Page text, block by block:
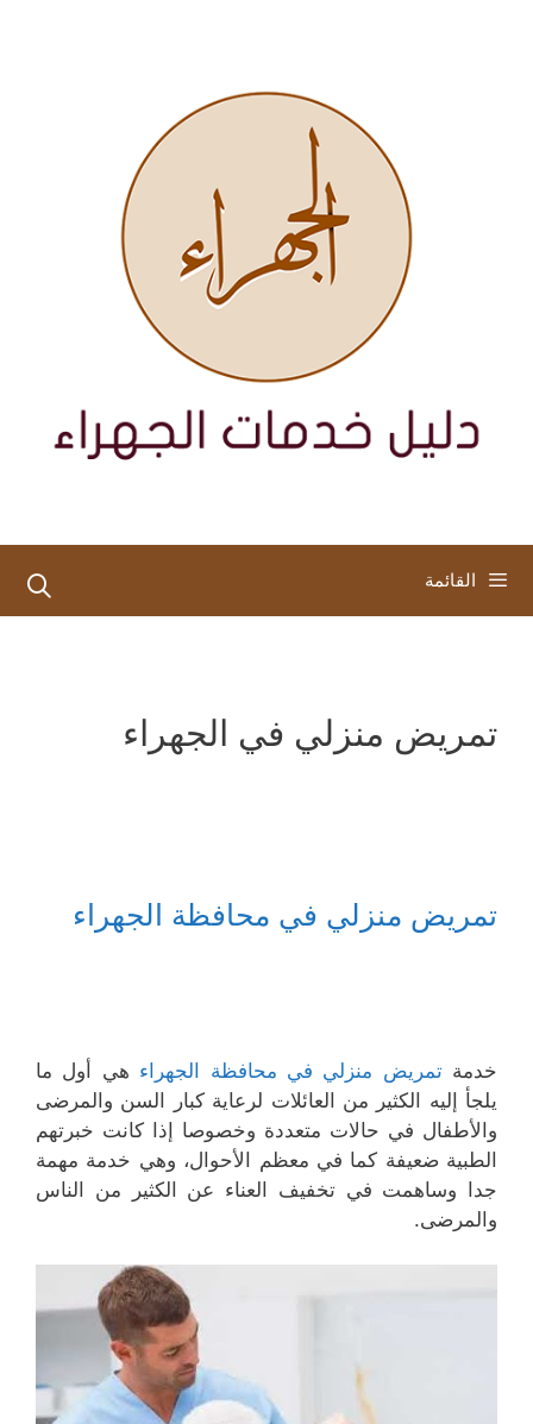
القائمة
تمريض منزلي في الجهراء
تمريض منزلي في محافظة الجهراء
خدمةتمريض منزلي في محافظة الجهراء هي أول ما
يلجأ إليه الكثير من العائلات لرعاية كبار السن والمرضى
والأطفال في حالات متعددة وخصوصا إذا كانت خبرتهم
الطبية ضعيفة كما في معظم الأحوال، وهي خدمة مهمة
جدا وساهمت في تخفيف العناء عن الكثير من الناس
والمرضى.